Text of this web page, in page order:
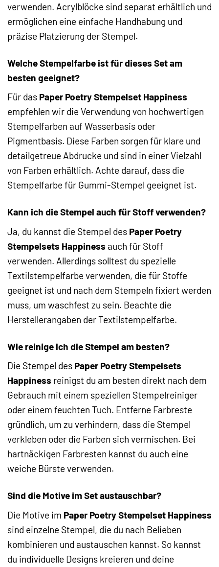
verwenden. Acrylblöcke sind separat erhältlich und
ermöglichen eine einfache Handhabung und
präzise Platzierung der Stempel.
Welche Stempelfarbe ist für dieses Set am
besten geeignet?
Für das Paper Poetry Stempelset Happiness
empfehlen wir die Verwendung von hochwertigen
Stempelfarben auf Wasserbasis oder
Pigmentbasis. Diese Farben sorgen für klare und
detailgetreue Abdrucke und sind in einer Vielzahl
von Farben erhältlich. Achte darauf, dass die
Stempelfarbe für Gummi-Stempel geeignet ist.
Kann ich die Stempel auch für Stoff verwenden?
Ja, du kannst die Stempel des Paper Poetry
Stempelsets Happiness auch für Stoff
verwenden. Allerdings solltest du spezielle
Textilstempelfarbe verwenden, die für Stoffe
geeignet ist und nach dem Stempeln fixiert werden
muss, um waschfest zu sein. Beachte die
Herstellerangaben der Textilstempelfarbe.
Wie reinige ich die Stempel am besten?
Die Stempel des Paper Poetry Stempelsets
Happiness reinigst du am besten direkt nach dem
Gebrauch mit einem speziellen Stempelreiniger
oder einem feuchten Tuch. Entferne Farbreste
gründlich, um zu verhindern, dass die Stempel
verkleben oder die Farben sich vermischen. Bei
hartnäckigen Farbresten kannst du auch eine
weiche Bürste verwenden.
Sind die Motive im Set austauschbar?
Die Motive im Paper Poetry Stempelset Happiness
sind einzelne Stempel, die du nach Belieben
kombinieren und austauschen kannst. So kannst
du individuelle Designs kreieren und deine